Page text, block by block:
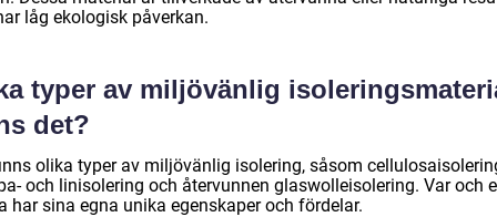
låg ekologisk påverkan.
typer av miljövänlig
det?
olika typer av miljövänlig isolering, såsom
och linisolering och återvunnen glaswolleisolering. Var och
har sina egna unika egenskaper och fördelar.